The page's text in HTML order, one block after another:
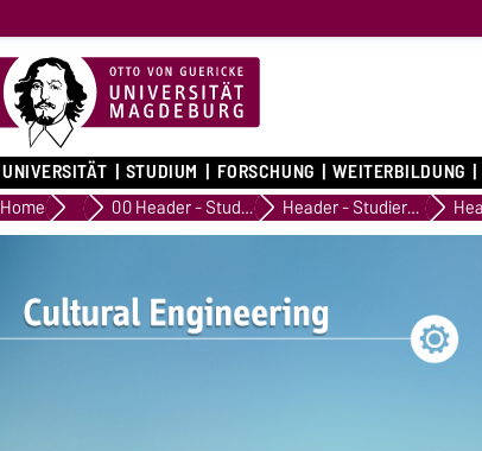
UNIVERSITÄT STUDIUM FORSCHUNG WEITERBILDUNG
Home Header Zielgruppen 00 Header - Studieninteressierte Header - Studieren@OVGU